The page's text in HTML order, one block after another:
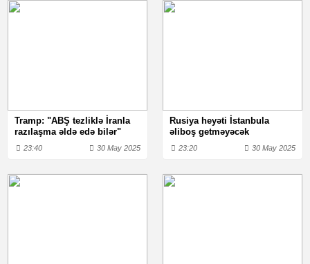
Tramp: "ABŞ tezliklə İranla
razılaşma əldə edə bilər"
23:40 30 May 2025
Rusiya heyəti İstanbula
əliboş getməyəcək
23:20 30 May 2025